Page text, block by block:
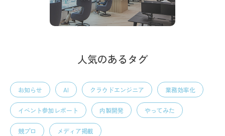
人気のあるタグ
お知らせ AI クラウドエンジニア 業務効率化
イベント参加レポート 内製開発 やってみた
競プロ メディア掲載